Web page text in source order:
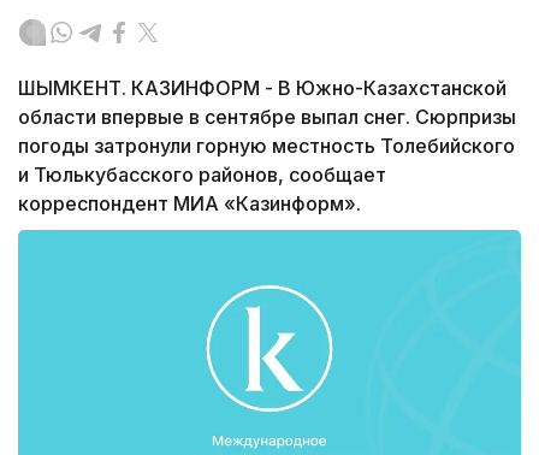
ШЫМКЕНТ. КАЗИНФОРМ - В Южно-Казахстанской
области впервые в сентябре выпал снег. Сюрпризы
погоды затронули горную местность Толебийского
и Тюлькубасского районов, сообщает
корреспондент МИА «Казинформ».